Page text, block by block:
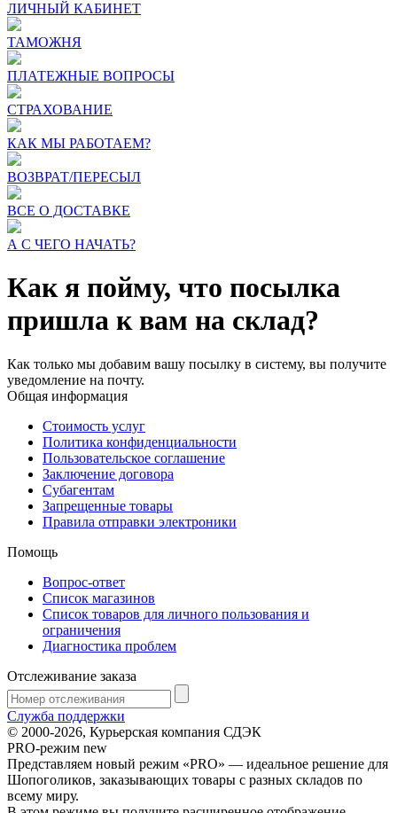
ЛИЧНЫЙ КАБИНЕТ
ТАМОЖНЯ
ПЛАТЕЖНЫЕ ВОПРОСЫ
СТРАХОВАНИЕ
КАК МЫ РАБОТАЕМ?
ВОЗВРАТ/ПЕРЕСЫЛ
ВСЕ О ДОСТАВКЕ
А С ЧЕГО НАЧАТЬ?
Как я пойму, что посылка
пришла к вам на склад?
Как только мы добавим вашу посылку в систему, вы получите
уведомление на почту.
Общая информация
Стоимость услуг
Политика конфиденциальности
Пользовательское соглашение
Заключение договора
Субагентам
Запрещенные товары
Правила отправки электроники
Помощь
Вопрос-ответ
Список магазинов
Список товаров для личного пользования и
ограничения
Диагностика проблем
Отслеживание заказа
Служба поддержки
© 2000-2026, Курьерская компания СДЭК
PRO-режим new
Представляем новый режим «PRO» — идеальное решение для
Шопоголиков, заказывающих товары с разных складов по
всему миру.